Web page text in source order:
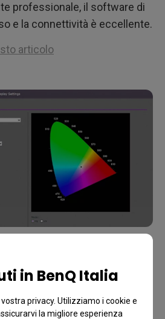
in BenQ Italia
privacy. Utilizziamo i cookie e
la migliore esperienza
professionale, il software di
e la connettività è eccellente.
articolo